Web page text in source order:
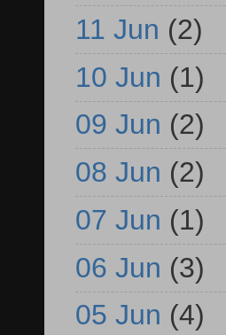
11 Jun (2)
10 Jun (1)
09 Jun (2)
08 Jun (2)
07 Jun (1)
06 Jun (3)
05 Jun (4)